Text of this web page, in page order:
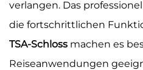
verlangen. Das
die fortschrittlichen
TSA-Schloss machen es
Reiseanwendungen